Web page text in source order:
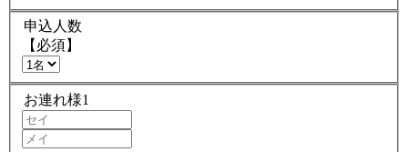
申込人数
【必須】
お連れ様1